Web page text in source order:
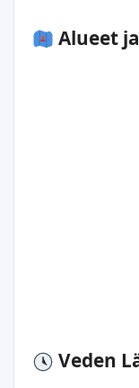
Alueet
Veden